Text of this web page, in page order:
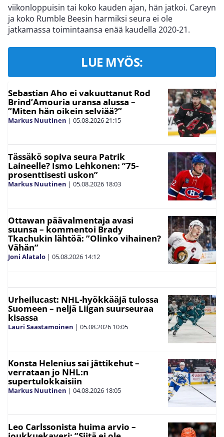
viikonloppuisin tai koko kauden ajan, hän jatkoi. Careyn
ja koko Rumble Beesin harmiksi seura ei ole
jatkamassa toimintaansa enää kaudella 2020-21.
LUE MYÖS:
Sebastian Aho ei vakuuttanut Rod
Brind’Amouria uransa alussa –
”Miten hän oikein selviää?”
Markus Nuutinen | 05.08.202621:15
Tässäkö sopiva seura Patrik
Laineelle? Ismo Lehkonen: ”75-
prosenttisesti uskon”
Markus Nuutinen | 05.08.2026 18:03
Ottawan päävalmentaja avasi
suunsa – kommentoi Brady
Tkachukin lähtöä: ”Olinko vihainen?
Vähän”
Joni Alatalo | 05.08.2026 14:12
Urheilucast: NHL-hyökkääjä tulossa
Suomeen – neljä Liigan suurseuraa
kisassa
Lauri Saastamoinen | 05.08.2026 10:05
Konsta Helenius sai jättikehut –
verrataan jo NHL:n
supertulokkaisiin
Markus Nuutinen | 04.08.2026 18:05
Leo Carlssonista huima arvio –